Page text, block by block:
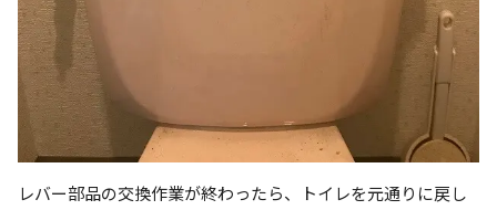
レバー部品の交換作業が終わったら、トイレを元通りに戻し